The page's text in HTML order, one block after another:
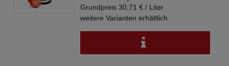
Grundpreis 30,71 € / Liter
weitere Varianten erhältlich